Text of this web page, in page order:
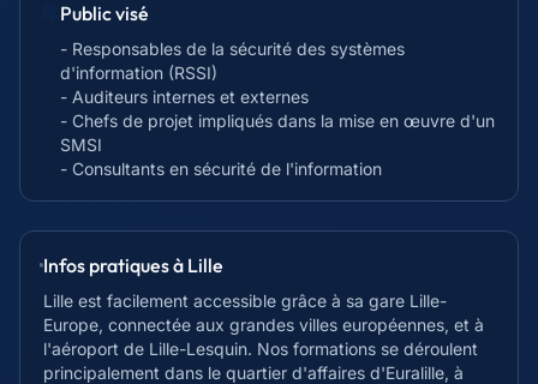
Public visé
- Responsables de la sécurité des systèmes
d'information (RSSI)
- Auditeurs internes et externes
- Chefs de projet impliqués dans la mise en œuvre d'un
SMSI
- Consultants en sécurité de l'information
Infos pratiques à Lille
Lille est facilement accessible grâce à sa gare Lille-
Europe, connectée aux grandes villes européennes, et à
l'aéroport de Lille-Lesquin. Nos formations se déroulent
principalement dans le quartier d'affaires d'Euralille, à